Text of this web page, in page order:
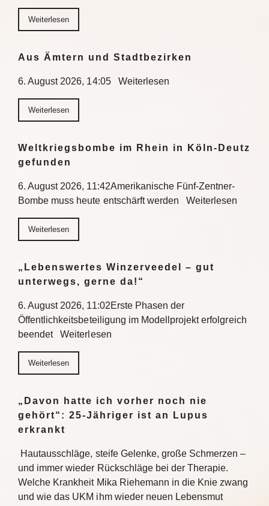
Weiterlesen
Aus Ämtern und Stadtbezirken
6. August 2026, 14:05 Weiterlesen
Weiterlesen
Weltkriegsbombe im Rhein in Köln-Deutz
gefunden
6. August 2026, 11:42Amerikanische Fünf-Zentner-
Bombe muss heute entschärft werden Weiterlesen
Weiterlesen
„Lebenswertes Winzerveedel – gut
unterwegs, gerne da!“
6. August 2026, 11:02Erste Phasen der
Öffentlichkeitsbeteiligung im Modellprojekt erfolgreich
beendet Weiterlesen
Weiterlesen
„Davon hatte ich vorher noch nie
gehört“: 25-Jähriger ist an Lupus
erkrankt
Hautausschläge, steife Gelenke, große Schmerzen –
und immer wieder Rückschläge bei der Therapie.
Welche Krankheit Mika Riehemann in die Knie zwang
und wie das UKM ihm wieder neuen Lebensmut